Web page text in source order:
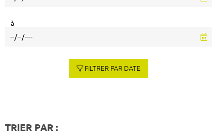
à
FILTRER PAR DATE
TRIER PAR :